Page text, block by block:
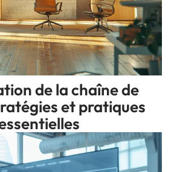
de la chaîne de
et pratiques